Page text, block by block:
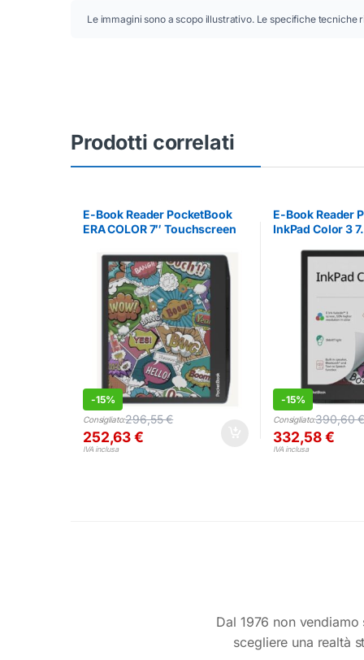
Le immagini sono a scopo illustrativo. Le specifiche
Prodotti correlati
E-Book Reader PocketBook
ERA COLOR 7″ Touchscreen
-15%
Consigliato:296,55€
252,63€
IVA inclusa
E-Book Reader
InkPad Color 3
-15%
Consigliato:390,60
332,58€
IVA inclusa
Dal 1976 non
scegliere una realtà